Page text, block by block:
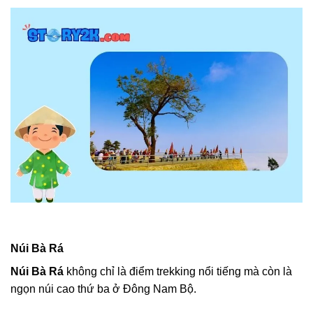
Núi Bà Rá
Núi Bà Rá không chỉ là điểm trekking nổi tiếng mà còn là
ngọn núi cao thứ ba ở Đông Nam Bộ.